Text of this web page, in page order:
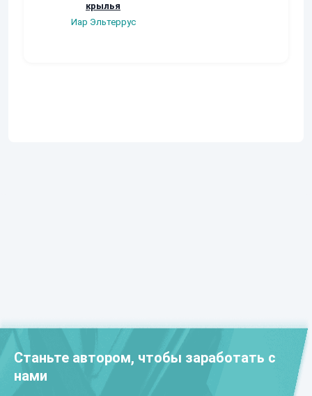
крылья
Иар Эльтеррус
Станьте автором, чтобы заработать с
нами